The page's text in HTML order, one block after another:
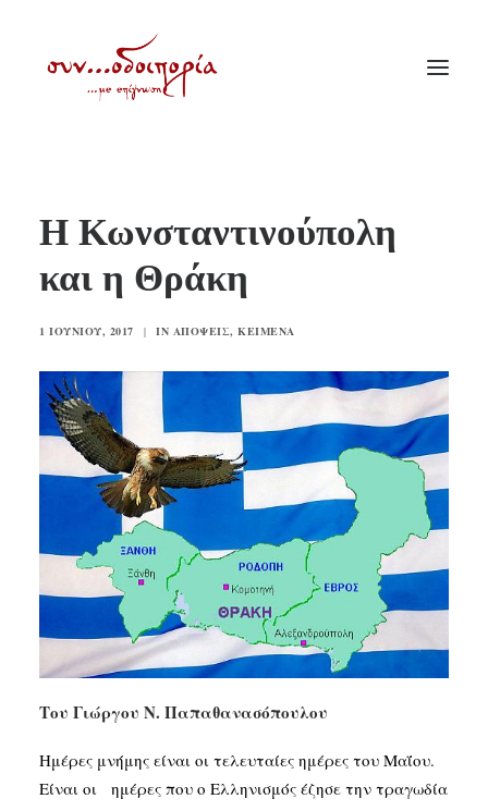
ΘΕΜΑΤΟΛΟΓΙΑ
ΑΝΑΚΟΙΝΩΣΕΙΣ
VIDEO
ΠΑΛΑΙΑ ΣΥΝΟΔΟΙΠΟΡΙΑ
ΕΠΙΚΟΙΝΩΝΙΑ
SEARCH
Η Κωνσταντινούπολη
και η Θράκη
1 ΙΟΥΝΊΟΥ, 2017 | IN ΑΠΌΨΕΙΣ, ΚΕΊΜΕΝΑ
Του Γιώργου Ν. Παπαθανασόπουλου
Ημέρες μνήμης είναι οι τελευταίες ημέρες του Μαΐου.
Είναι οι ημέρες που ο Ελληνισμός έζησε την τραγωδία